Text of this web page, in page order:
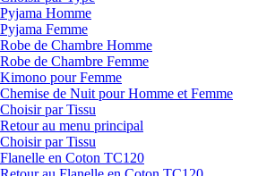
Pyjama Homme
Pyjama Femme
Robe de Chambre Homme
Robe de Chambre Femme
Kimono pour Femme
Chemise de Nuit pour Homme et Femme
Choisir par Tissu
Retour au menu principal
Choisir par Tissu
Flanelle en Coton TC120